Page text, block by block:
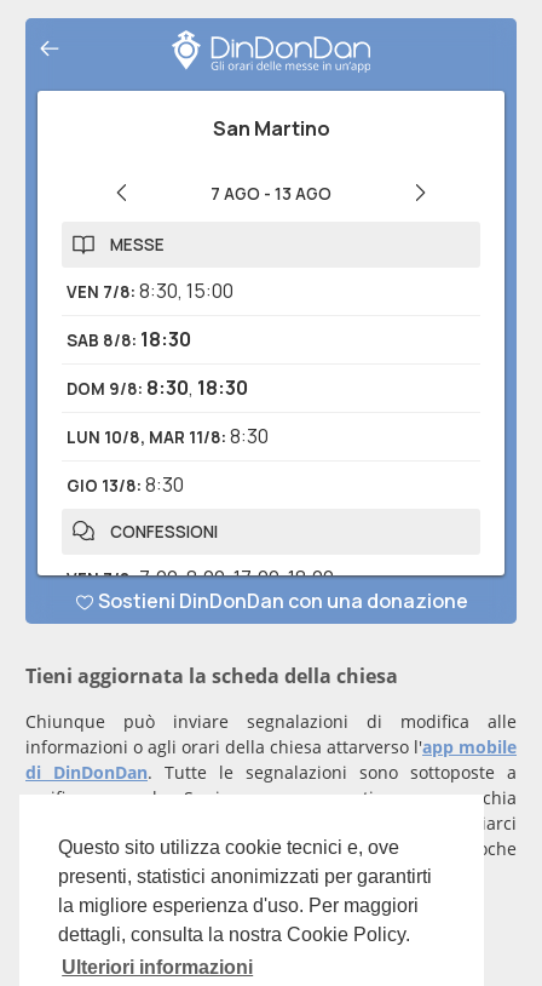
Questo sito utilizza cookie tecnici e, ove
presenti, statistici anonimizzati per garantirti
la migliore esperienza d'uso. Per maggiori
dettagli, consulta la nostra Cookie Policy.
Ulteriori informazioni
Tieni aggiornata la scheda della chiesa
Chiunque può inviare segnalazioni di modifica alle
informazioni o agli orari della chiesa attarverso l'app mobile
di DinDonDan. Tutte le segnalazioni sono sottoposte a
verifica manuale. Se invece rappresenti una parrocchia
con un account verificato per inviarci
comunicazioni prioritarie che saranno gestite entro poche
Per qualunque domanda scrivi ainfo@dindondan.app